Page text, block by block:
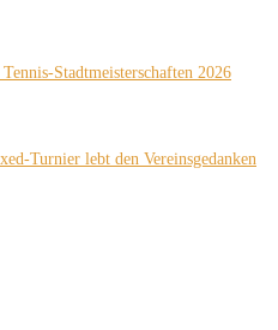
Stadtmeisterschaften 2026
Turnier lebt den Vereinsgedanken